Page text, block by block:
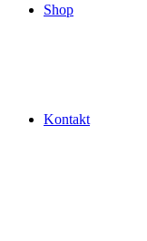
Shop
Kontakt